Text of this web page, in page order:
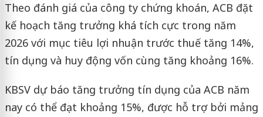
Theo đánh giá của công ty chứng khoán, ACB đặt
kế hoạch tăng trưởng khá tích cực trong năm
2026 với mục tiêu lợi nhuận trước thuế tăng 14%,
tín dụng và huy động vốn cùng tăng khoảng 16%.
KBSV dự báo tăng trưởng tín dụng của ACB năm
nay có thể đạt khoảng 15%, được hỗ trợ bởi mảng